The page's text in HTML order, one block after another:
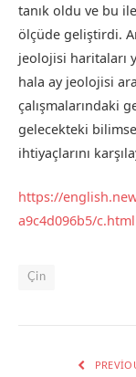
tanık oldu ve bu
ölçüde geliştirdi.
jeolojisi haritaları
hala ay jeolojisi
çalışmalarındaki
gelecekteki
ihtiyaçlarını
https://
a9c4d096b5/c.html
Çin